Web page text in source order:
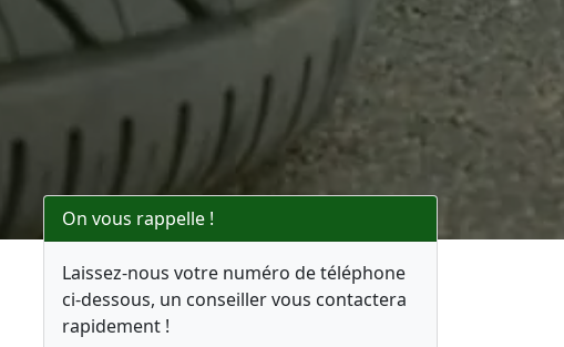
On vous rappelle !
Laissez-nous votre numéro de téléphone
ci-dessous, un conseiller vous contactera
rapidement !